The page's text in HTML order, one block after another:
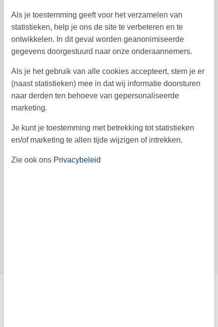
33 16 17 18 19 20 21
34 23 24 25 26 27 28
35 30 31
Vrij Bezet Aankomst mogelijk
Aankomst
Vertrek
Als je toestemming geeft voor het verzamelen van
statistieken, help je ons de site te verbeteren en te
ontwikkelen. In dit geval worden geanonimiseerde
gegevens doorgestuurd naar onze onderaannemers.
Als je het gebruik van alle cookies accepteert, stem je er
(naast statistieken) mee in dat wij informatie doorsturen
naar derden ten behoeve van gepersonaliseerde
marketing.
Je kunt je toestemming met betrekking tot statistieken
en/of marketing te allen tijde wijzigen of intrekken.
Zie ook ons Privacybeleid